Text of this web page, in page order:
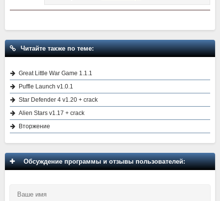
Читайте также по теме:
Great Little War Game 1.1.1
Puffle Launch v1.0.1
Star Defender 4 v1.20 + crack
Alien Stars v1.17 + crack
Вторжение
Обсуждение программы и отзывы пользователей: